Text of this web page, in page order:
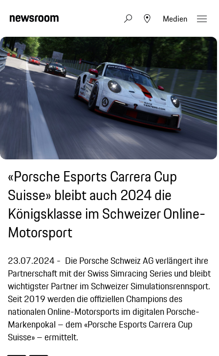
Medien
«Porsche Esports Carrera Cup
Suisse» bleibt auch 2024 die
Königsklasse im Schweizer Online-
Motorsport
23.07.2024
Die Porsche Schweiz AG verlängert ihre
Partnerschaft mit der Swiss Simracing Series und bleibt
wichtigster Partner im Schweizer Simulationsrennsport.
Seit 2019 werden die offiziellen Champions des
nationalen Online-Motorsports im digitalen Porsche-
Markenpokal – dem «Porsche Esports Carrera Cup
Suisse» – ermittelt.